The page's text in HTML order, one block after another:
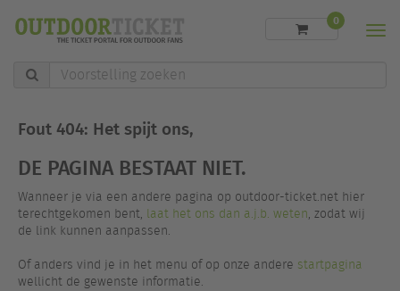
Voorstelling
zoeken
0
Fout 404: Het spijt ons,
DE PAGINA BESTAAT NIET.
Wanneer je via een andere pagina op outdoor-ticket.net hier
terechtgekomen bent, laat het ons dan a.j.b. weten, zodat wij
de link kunnen aanpassen.
Of anders vind je in het menu of op onze andere startpagina
wellicht de gewenste informatie.